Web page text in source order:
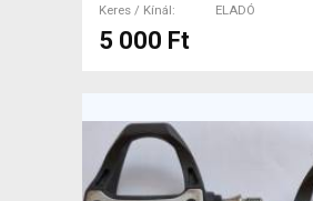
Keres / Kínál
ELADÓ
5 000 Ft